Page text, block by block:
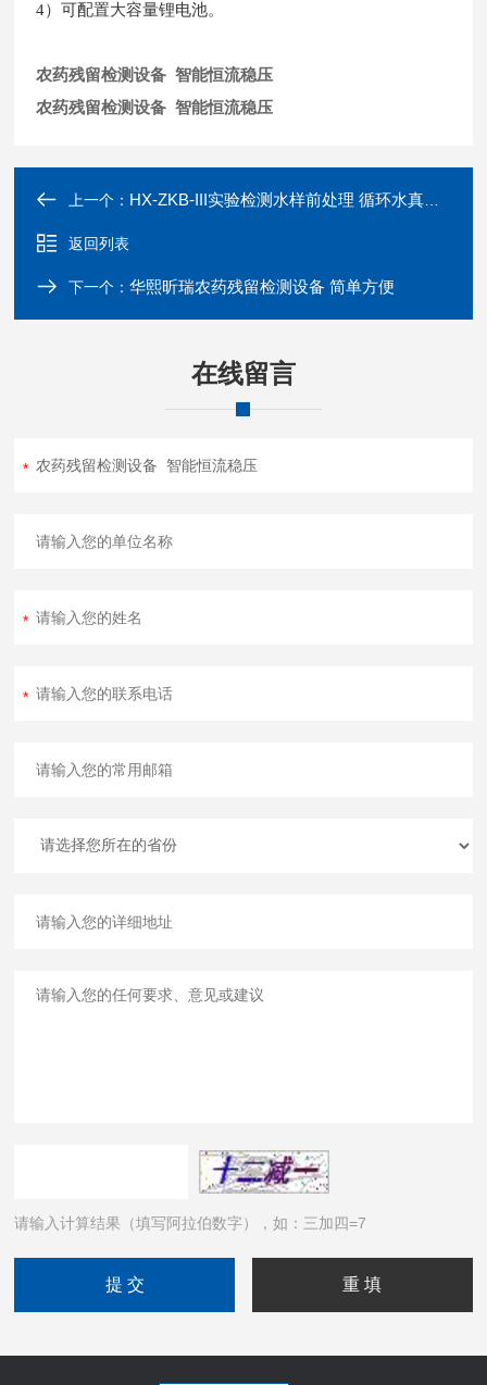
4）可配置大容量锂电池。
农药残留检测设备 智能恒流稳压
农药残留检测设备 智能恒流稳压
上一个： HX-ZKB-III实验检测水样前处理 循环水真空泵
返回列表
下一个：华熙昕瑞农药残留检测设备 简单方便
在线留言
请输入计算结果（填写阿拉伯数字），如：三加四=7